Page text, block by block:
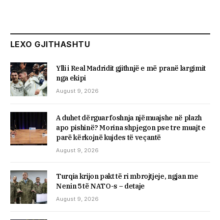
LEXO GJITHASHTU
Ylli i Real Madridit gjithnjë e më pranë largimit
nga ekipi
August 9, 2026
A duhet dërguar foshnja njëmuajshe në plazh
apo pishinë? Morina shpjegon pse tre muajt e
parë kërkojnë kujdes të veçantë
August 9, 2026
Turqia krijon pakt të ri mbrojtjeje, ngjan me
Nenin 5 të NATO-s – detaje
August 9, 2026